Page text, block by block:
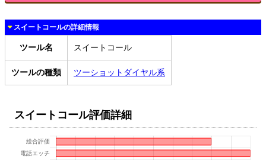
スイートコールの詳細情報
ツール名 スイートコール
ツールの種類 ツーショットダイヤル系
スイートコール評価詳細